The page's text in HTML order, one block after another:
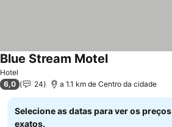
Hotel
Blue Stream Motel
6,0 24 a 1.1 km de Centro da cidade
Selecione as datas para ver os preços
exatos.